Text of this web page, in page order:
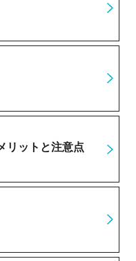
リットと注意点